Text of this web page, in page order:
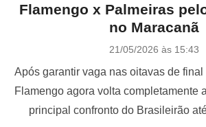
Flamengo x Palmeiras
no Maracanã
P
s
t
e
d
21/05/2026 às 15:43
Após garantir vaga nas oitavas de
Flamengo agora volta completamente
principal confronto do Brasileirão